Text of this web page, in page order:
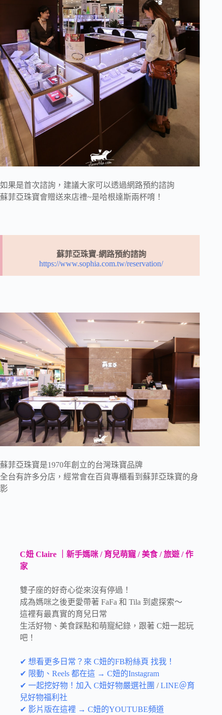
如果是首次諮詢，建議大家可以透過網路預約諮詢
蘇菲亞珠寶會贈送來店禮~是哈根達斯兩杯唷！
蘇菲亞珠寶-網路預約諮詢
https://www.sophia.com.tw/reservation/
蘇菲亞珠寶是1970年創立的台灣珠寶品牌
全台有許多分店，經常會在百貨專櫃看到蘇菲亞珠寶的身
影
C妞 Claire ｜新手媽咪 / 育兒萌寵 / 美食 / 旅遊 / 作
家
雙子座的好奇心從來沒有停過！
成為媽咪之後更愛帶著 FaFa 和 Tila 到處探索～
這裡有最真實的育兒日常
生活好物、美食踩點和萌寵紀錄，跟著 C妞一起玩
吧！
✔ 想看更多日常？來 C妞的FB粉絲頁 找我！
✔ 限動、Reels 都在這 → C妞的Instagram
✔ 一起挖好物！加入 C妞好物嚴選社團 /LINE＠育
兒好物福利社
✔ 影片版在這裡 → C妞的YOUTUBE頻道